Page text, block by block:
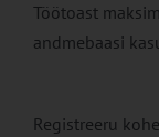
Töötoast
andmebaasi
Registreeru